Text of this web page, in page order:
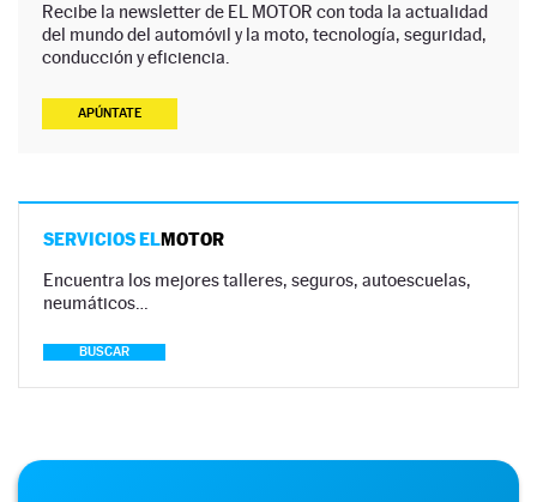
Recibe la newsletter de EL MOTOR con toda la actualidad
del mundo del automóvil y la moto, tecnología, seguridad,
conducción y eficiencia.
APÚNTATE
SERVICIOS ELMOTOR
Encuentra los mejores talleres, seguros, autoescuelas,
neumáticos…
BUSCAR